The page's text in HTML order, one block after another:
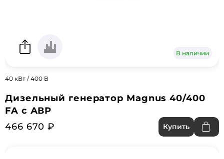
В наличии
40 кВт / 400 В
Дизельный генератор Magnus 40/400
FA с АВР
466 670 ₽
Купить